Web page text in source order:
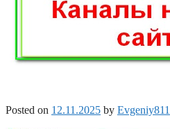
Posted on 12.11.2025 by Evgeniy811